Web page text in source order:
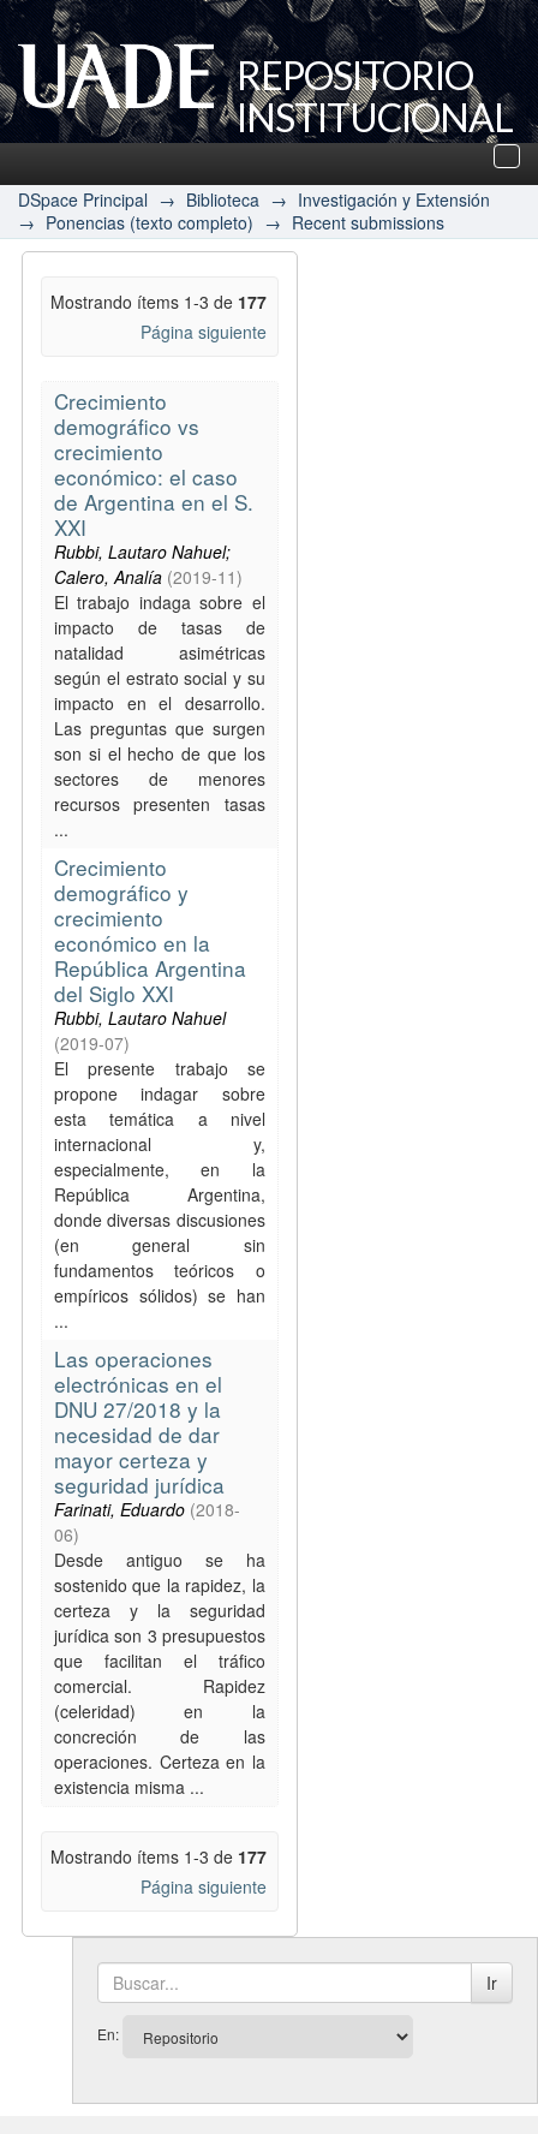
REPOSITORIO
INSTITUCIONAL
UADE
DSpace Principal → Biblioteca → Investigación y Extensión
→ Ponencias (texto completo) → Recent submissions
Mostrando ítems 1-3 de 177
Página siguiente
Crecimiento
demográfico vs
crecimiento
económico: el caso
de Argentina en el S.
XXI
Rubbi, Lautaro Nahuel;
Calero, Analía (2019-11)
El trabajo indaga sobre el
impacto de tasas de
natalidad asimétricas
según el estrato social y su
impacto en el desarrollo.
Las preguntas que surgen
son si el hecho de que los
sectores de menores
recursos presenten tasas
...
Crecimiento
demográfico y
crecimiento
económico en la
República Argentina
del Siglo XXI
Rubbi, Lautaro Nahuel
(2019-07)
El presente trabajo se
propone indagar sobre
esta temática a nivel
internacional y,
especialmente, en la
República Argentina,
donde diversas discusiones
(en general sin
fundamentos teóricos o
empíricos sólidos) se han
...
Las operaciones
electrónicas en el
DNU 27/2018 y la
necesidad de dar
mayor certeza y
seguridad jurídica
Farinati, Eduardo (2018-
06)
Desde antiguo se ha
sostenido que la rapidez, la
certeza y la seguridad
jurídica son 3 presupuestos
que facilitan el tráfico
comercial. Rapidez
(celeridad) en la
concreción de las
operaciones. Certeza en la
existencia misma ...
Mostrando ítems 1-3 de 177
Página siguiente
Ir
En: